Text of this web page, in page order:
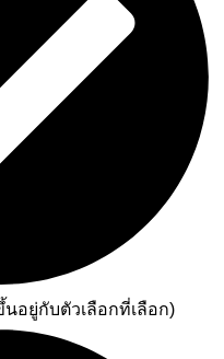
นอยู่กับตัวเลือกที่เลือก)